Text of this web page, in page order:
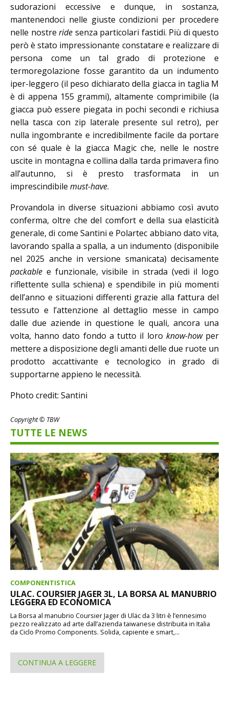
sudorazioni eccessive e dunque, in sostanza,
mantenendoci nelle giuste condizioni per procedere
nelle nostre ride senza particolari fastidi. Più di questo
però è stato impressionante constatare e realizzare di
persona come un tal grado di protezione e
termoregolazione fosse garantito da un indumento
iper-leggero (il peso dichiarato della giacca in taglia M
è di appena 155 grammi), altamente comprimibile (la
giacca può essere piegata in pochi secondi e richiusa
nella tasca con zip laterale presente sul retro), per
nulla ingombrante e incredibilmente facile da portare
con sé quale è la giacca Magic che, nelle le nostre
uscite in montagna e collina dalla tarda primavera fino
all’autunno, si è presto trasformata in un
imprescindibile must-have.
Provandola in diverse situazioni abbiamo così avuto
conferma, oltre che del comfort e della sua elasticità
generale, di come Santini e Polartec abbiano dato vita,
lavorando spalla a spalla, a un indumento (disponibile
nel 2025 anche in versione smanicata) decisamente
packable e funzionale, visibile in strada (vedi il logo
riflettente sulla schiena) e spendibile in più momenti
dell’anno e situazioni differenti grazie alla fattura del
tessuto e l’attenzione al dettaglio messe in campo
dalle due aziende in questione le quali, ancora una
volta, hanno dato fondo a tutto il loro know-howper
mettere a disposizione degli amanti delle due ruote un
prodotto accattivante e tecnologico in grado di
supportarne appieno le necessità.
Photo credit: Santini
Copyright © TBW
TUTTE LE NEWS
COMPONENTISTICA
ULAC. COURSIER JAGER 3L, LA BORSA AL MANUBRIO
LEGGERA ED ECONOMICA
La Borsa al manubrio Coursier Jager di Uläc da 3 litri è l’ennesimo
pezzo realizzato ad arte dall’azienda taiwanese distribuita in Italia
da Ciclo Promo Components. Solida, capiente e smart,...
CONTINUA A LEGGERE